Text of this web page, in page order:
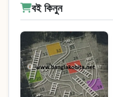
বই কিনুন